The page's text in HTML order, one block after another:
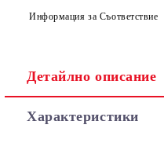
Информация за Съответствие
Детайлно описание
Характеристики